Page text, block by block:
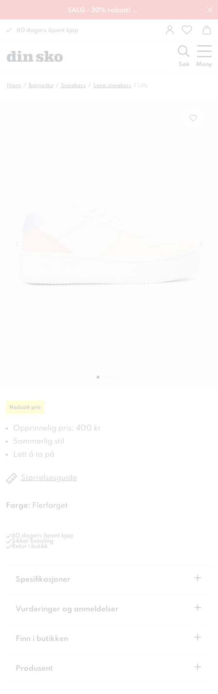
SALG - 30% rabatt! →
60 dagers åpent kjøp
Søk Meny
Hjem Barnesko Sneakers Lave sneakers Lilly
Nedsatt pris
Opprinnelig pris: 400 kr
Sommerlig stil
Lett å ta på
Størrelsesguide
Farge: Flerfarget
60 dagers åpent kjøp
Sikker betaling
Retur i butikk
Spesifikasjoner +
Vurderinger og anmeldelser +
Finn i butikken +
Produsent +